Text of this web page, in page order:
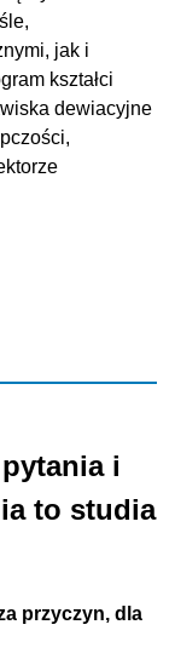
jak i
kształci
dewiacyjne
i
to studia
przyczyn, dla